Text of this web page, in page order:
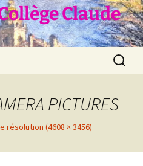
Claude
PICTURES
résolution (4608 × 3456)